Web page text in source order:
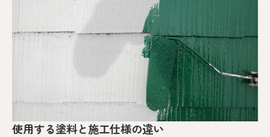
使用する塗料と施工仕様の違い